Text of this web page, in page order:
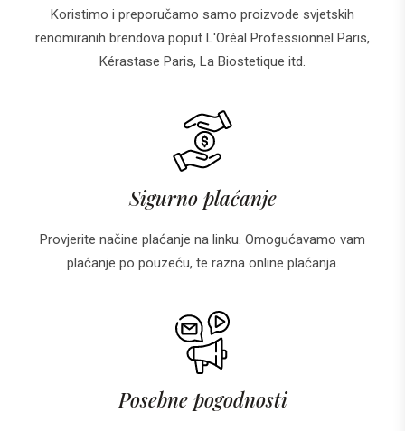
Koristimo i preporučamo samo proizvode svjetskih
renomiranih brendova poput L'Oréal Professionnel Paris,
Kérastase Paris, La Biostetique itd.
Sigurno plaćanje
Provjerite načine plaćanje na linku. Omogućavamo vam
plaćanje po pouzeću, te razna online plaćanja.
Posebne pogodnosti